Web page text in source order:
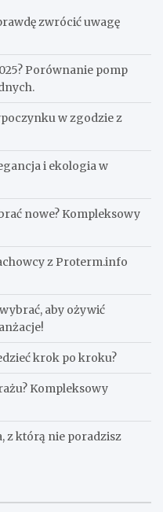
zwrócić uwagę
Porównanie pomp
w zgodzie z
i ekologia w
nowe? Kompleksowy
z Proterm.info
aby ożywić
krok po kroku?
Kompleksowy
z którą nie poradzisz